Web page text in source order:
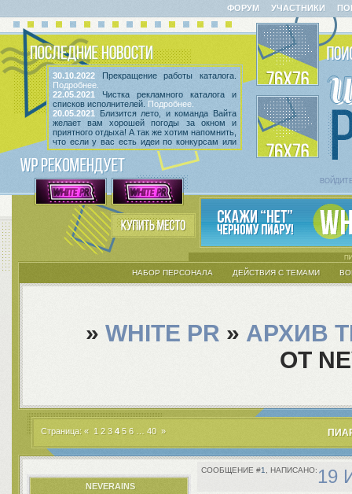
30.10.2022 Прекращение работы каталога.
Подробнее.
22.05.2021
Чистка рекламного каталога и
списков исполнителей. Подробнее.
20.05.2021
Близится лето, и команда Вайта
желает вам хорошей погоды за окном и
приятного отдыха! А так же хотим напомнить,
что если у вас есть идеи по конкурсам или
мероприятиям, вы всегда можете высказать
ихв этой теме! Так же сообщаем, что введен
срок неактивности исполнителей и их тем.
Подробнее.
НАБОР ПЕРСОНАЛА ДЕЙСТВИЯ С ТЕМАМИ
ФОРУМ УЧАСТНИКИ
»WHITE PR » АРХИВ
ОТ
Страница: « 1 2 3 4 5 6 40 »
1 19
NEVERAINS